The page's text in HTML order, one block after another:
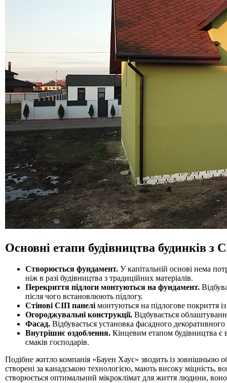
Основні етапи будівництва будинків з
Створюється фундамент. У капітальній основі нема
ніж в разі будівництва з традиційних матеріалів.
Перекриття підлоги монтуються на фундамент.
після чого встановлюють підлогу.
Стінові СІП панелімонтуються на підлогове покриття
Огороджувальні конструкції. Відбувається
Фасад. Відбувається установка фасадного декоративного
Внутрішнє оздоблення. Кінцевим етапом будівництва є
смаків господарів.
Подібне житло компанія «Бауен Хаус» зводить із
створені за канадською технологією, мають високу міцність,
створюється оптимальний мікроклімат для життя людини,